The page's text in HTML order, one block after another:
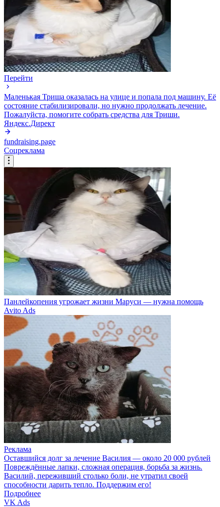
Перейти
Маленькая Триша оказалась на улице и попала под машину. Её
состояние стабилизировали, но нужно продолжать лечение.
Пожалуйста, помогите собрать средства для Триши.
Яндекс.Директ
fundraising.page
Соцреклама
Панлейкопения угрожает жизни Маруси — нужна помощь
Avito Ads
Реклама
Оставшийся долг за лечение Василия — около 20 000 рублей
Повреждённые лапки, сложная операция, борьба за жизнь.
Василий, переживший столько боли, не утратил своей
способности дарить тепло. Поддержим его!
Подробнее
VK Ads